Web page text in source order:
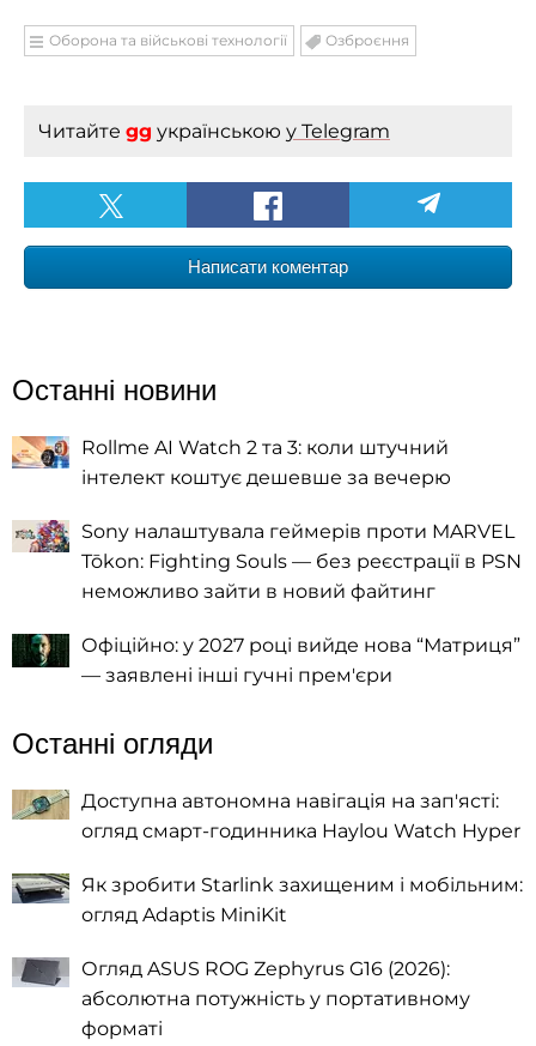
Оборона та військові технології Озброєння
Читайте gg українською у Telegram
Написати коментар
Останні новини
Rollme AI Watch 2 та 3: коли штучний
інтелект коштує дешевше за вечерю
Sony налаштувала геймерів проти MARVEL
Tōkon: Fighting Souls — без реєстрації в PSN
неможливо зайти в новий файтинг
Офіційно: у 2027 році вийде нова “Матриця”
— заявлені інші гучні прем'єри
Останні огляди
Доступна автономна навігація на зап'ясті:
огляд смарт-годинника Haylou Watch Hyper
Як зробити Starlink захищеним і мобільним:
огляд Adaptis MiniKit
Огляд ASUS ROG Zephyrus G16 (2026):
абсолютна потужність у портативному
форматі